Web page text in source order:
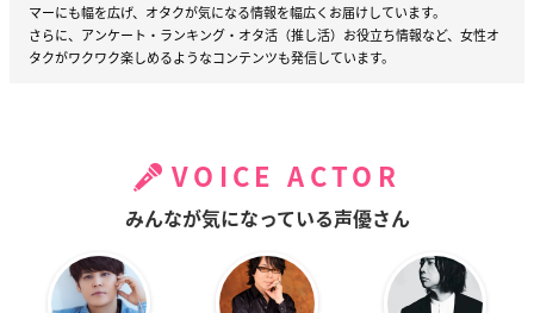
マーにも幅を広げ、オタクが気になる情報を幅広くお届けしています。
さらに、アンケート・ランキング・オタ活（推し活）お役立ち情報など、女性オ
タクがワクワク楽しめるようなコンテンツも発信しています。
VOICE ACTOR
みんなが気になっている声優さん